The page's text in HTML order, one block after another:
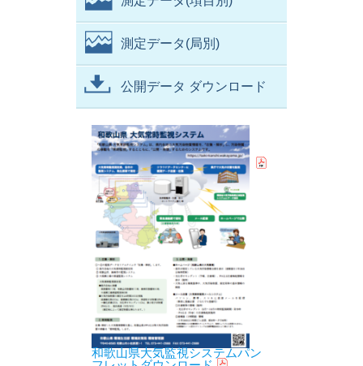
測定データ(局別)
公開データ ダウンロード
和歌山県大気監視システムパン